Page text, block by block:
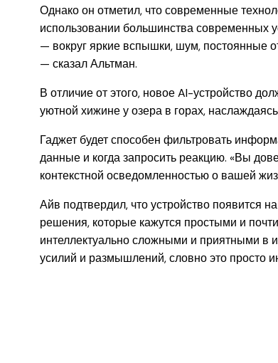
Однако он отметил, что современные
использовании большинства современных
— вокруг яркие вспышки, шум, постоянные
— сказал Альтман.
В отличие от этого, новое AI-устройство
уютной хижине у озера в горах,
Гаджет будет способен фильтровать
данные и когда запросить реакцию. «Вы
контекстной осведомленностью о вашей
Айв подтвердил, что устройство появится
решения, которые кажутся простыми и
интеллектуально сложными и приятными в
усилий и размышлений, словно это просто